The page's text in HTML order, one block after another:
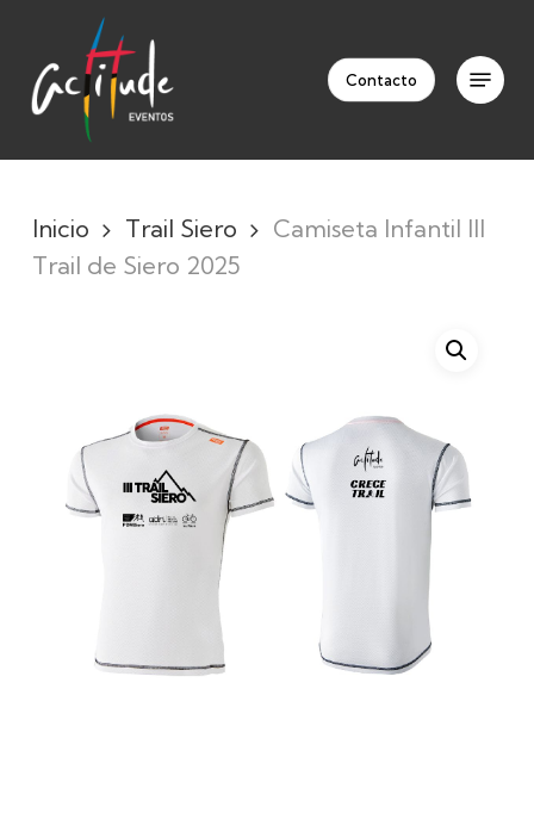
main
content
Contacto
Menu
Inicio Trail Siero
Camiseta Infantil III
Trail de Siero 2025
Close